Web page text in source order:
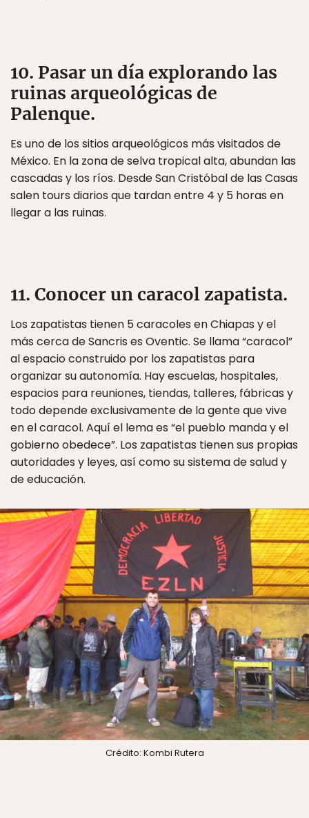
10. Pasar un día explorando las
ruinas arqueológicas de
Palenque.
Es uno de los sitios arqueológicos más visitados de
México. En la zona de selva tropical alta, abundan las
cascadas y los ríos. Desde San Cristóbal de las Casas
salen tours diarios que tardan entre 4 y 5 horas en
llegar a las ruinas.
11. Conocer un caracol zapatista.
Los zapatistas tienen 5 caracoles en Chiapas y el
más cerca de Sancris es Oventic. Se llama “caracol”
al espacio construido por los zapatistas para
organizar su autonomía. Hay escuelas, hospitales,
espacios para reuniones, tiendas, talleres, fábricas y
todo depende exclusivamente de la gente que vive
en el caracol. Aquí el lema es “el pueblo manda y el
gobierno obedece”. Los zapatistas tienen sus propias
autoridades y leyes, así como su sistema de salud y
de educación.
Crédito: Kombi Rutera